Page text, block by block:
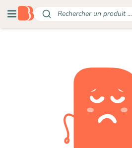
Rechercher un produit ...